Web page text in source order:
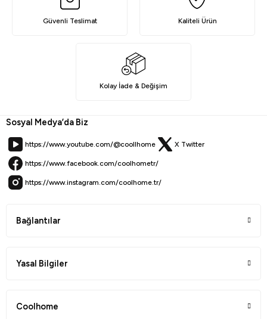
Güvenli Teslimat Kaliteli Ürün
Kolay İade & Değişim
Sosyal Medya’da Biz
https://www.youtube.com/@coollhome X Twitter
https://www.facebook.com/coolhometr/
https://www.instagram.com/coolhome.tr/
Bağlantılar
Yasal Bilgiler
Coolhome